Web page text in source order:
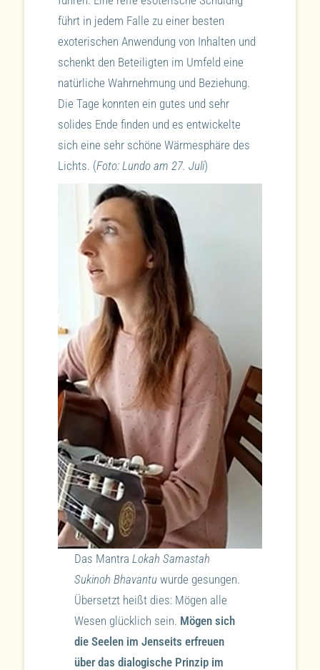
führt in jedem Falle zu einer besten
exoterischen Anwendung von Inhalten und
schenkt den Beteiligten im Umfeld eine
natürliche Wahrnehmung und Beziehung.
Die Tage konnten ein gutes und sehr
solides Ende finden und es entwickelte
sich eine sehr schöne Wärmesphäre des
Lichts. (Foto: Lundo am 27. Juli)
Das MantraLokah Samastah
Sukinoh Bhavantu wurde gesungen.
Übersetzt heißt dies: Mögen alle
Wesen glücklich sein. Mögen sich
die Seelen im Jenseits erfreuen
über das dialogische Prinzip im